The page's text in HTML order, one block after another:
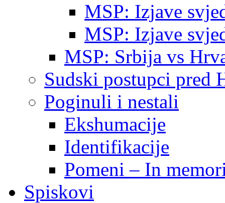
MSP: Izjave
MSP: Izjave
MSP: Srbija vs
Sudski postupci pred
Poginuli i nestali
Ekshumacije
Identifikacije
Pomeni – In
Spiskovi